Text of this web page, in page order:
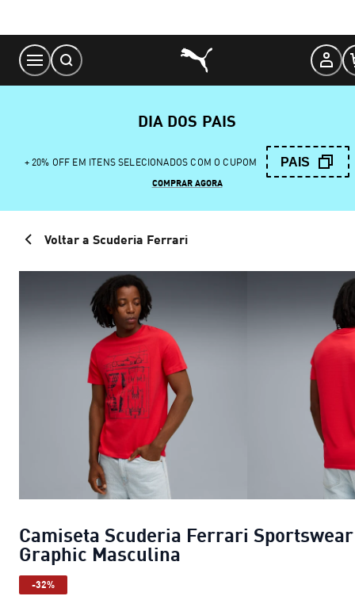
Content
DIA DOS PAIS
+ 20% OFF EM ITENS SELECIONADOS COM O CUPOM PAIS
COMPRAR AGORA
Voltar a Scuderia Ferrari
Camiseta Scuderia Ferrari Sportswear
Graphic Masculina
-32%